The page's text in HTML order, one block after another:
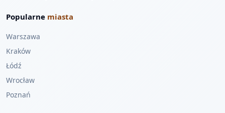
Popularne miasta
Warszawa
Kraków
Łódź
Wrocław
Poznań